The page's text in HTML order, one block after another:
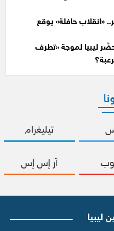
«انقلاب حافلة» يوقع
ليبيا لموجة «تطرف
تيليغرام
آر إس إس
ليبيا